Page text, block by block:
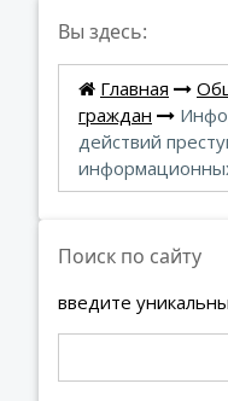
Вы здесь:
Главная
граждан
действий
Поиск по сайту
введите